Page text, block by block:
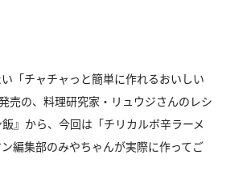
「チャチャっと簡単に作れるおいしい
売の、料理研究家・リュウジさんのレシ
』から、今回は「チリカルボ辛ラーメ
編集部のみやちゃんが実際に作ってご